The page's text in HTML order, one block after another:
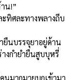
น!”
ทิศละทางพลางถีบ
นบรรจุยาอยู่ด้าน
งกำยำยืนสูบบุหรี่
มากมายบุกเข้ามา